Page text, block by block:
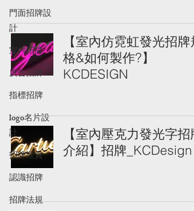
門面招牌設
計
室內招牌
廣告招牌
指標招牌
logo名片設
計
招牌欣賞
認識招牌
招牌法規
【室內仿霓虹發光招牌
格&如何製作?】
KCDESIGN
【室內壓克力發光字招
介紹】招牌_KCDesign